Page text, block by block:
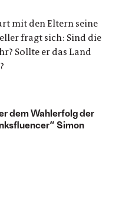
mit den Eltern seine
fragt sich: Sind die
Sollte er das Land
dem Wahlerfolg der
Simon